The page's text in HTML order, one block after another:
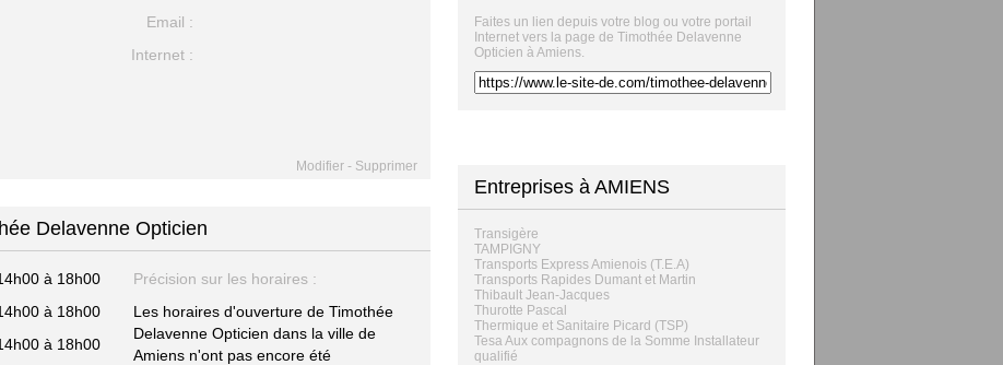
Email :
Internet :
Modifier - Supprimer
Delavenne Opticien
à 18h00
à 18h00
à 18h00
Précision sur les horaires :
Les horaires d'ouverture de Timothée
Delavenne Opticien dans la ville de
Amiens n'ont pas encore été
Faites un lien depuis votre blog ou votre portail
Internet vers la page de Timothée Delavenne
Opticien à Amiens.
Entreprises à AMIENS
Transigère
TAMPIGNY
Transports Express Amienois (T.E.A)
Transports Rapides Dumant et Martin
Thibault Jean-Jacques
Thurotte Pascal
Thermique et Sanitaire Picard (TSP)
Tesa Aux compagnons de la Somme Installateur
qualifié